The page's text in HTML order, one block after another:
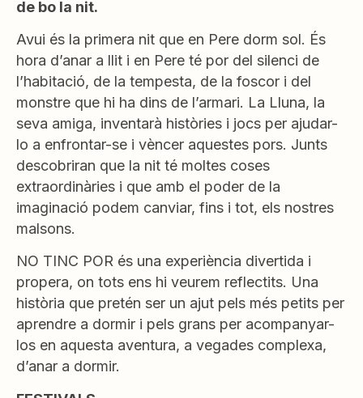
de bo la nit.
Avui és la primera nit que en Pere dorm sol. És
hora d’anar a llit i en Pere té por del silenci de
l’habitació, de la tempesta, de la foscor i del
monstre que hi ha dins de l’armari. La Lluna, la
seva amiga, inventarà històries i jocs per ajudar-
lo a enfrontar-se i vèncer aquestes pors. Junts
descobriran que la nit té moltes coses
extraordinàries i que amb el poder de la
imaginació podem canviar, fins i tot, els nostres
malsons.
NO TINC POR és una experiència divertida i
propera, on tots ens hi veurem reflectits. Una
història que pretén ser un ajut pels més petits per
aprendre a dormir i pels grans per acompanyar-
los en aquesta aventura, a vegades complexa,
d’anar a dormir.